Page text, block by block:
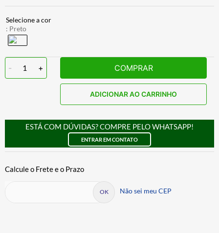
: Preto
- 1 + COMPRAR
ADICIONAR AO CARRINHO
ESTÁ COM DÚVIDAS? COMPRE PELO WHATSAPP!
ENTRAR EM CONTATO
Não sei meu CEP